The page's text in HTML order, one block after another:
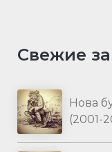
Свежие
Нова
(2001-